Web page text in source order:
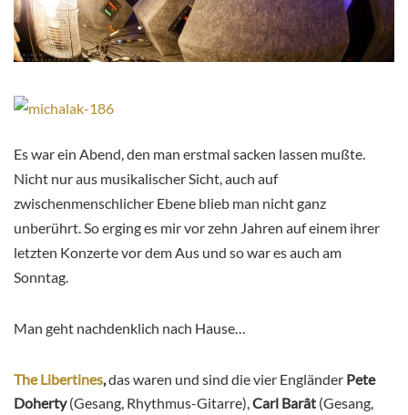
Es war ein Abend, den man erstmal sacken lassen mußte.
Nicht nur aus musikalischer Sicht, auch auf
zwischenmenschlicher Ebene blieb man nicht ganz
unberührt. So erging es mir vor zehn Jahren auf einem ihrer
letzten Konzerte vor dem Aus und so war es auch am
Sonntag.
Man geht nachdenklich nach Hause…
The Libertines,das waren und sind die vier Engländer Pete
Doherty(Gesang, Rhythmus-Gitarre), Carl Barât (Gesang,